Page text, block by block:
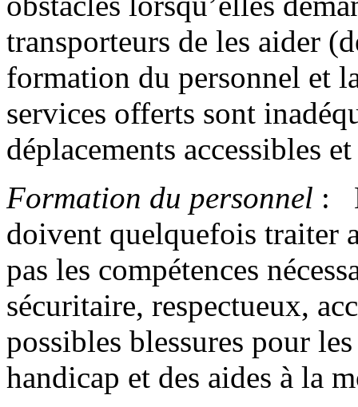
transporteurs de les aider
formation du personnel et
services offerts sont
déplacements accessibles
Formation du personnel :
doivent quelquefois traiter
pas les compétences
sécuritaire, respectueux,
possibles blessures pour
handicap et des aides à la